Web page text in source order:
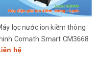
lọc nước ion kiềm thông
Comath Smart CM3668
hệ